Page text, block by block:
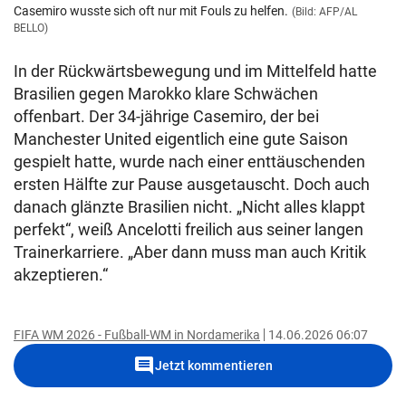
Casemiro wusste sich oft nur mit Fouls zu helfen. (Bild: AFP/AL
BELLO)
In der Rückwärtsbewegung und im Mittelfeld hatte
Brasilien gegen Marokko klare Schwächen
offenbart. Der 34-jährige Casemiro, der bei
Manchester United eigentlich eine gute Saison
gespielt hatte, wurde nach einer enttäuschenden
ersten Hälfte zur Pause ausgetauscht. Doch auch
danach glänzte Brasilien nicht. „Nicht alles klappt
perfekt“, weiß Ancelotti freilich aus seiner langen
Trainerkarriere. „Aber dann muss man auch Kritik
akzeptieren.“
FIFA WM 2026 - Fußball-WM in Nordamerika 14.06.2026 06:07
commentJetzt kommentieren